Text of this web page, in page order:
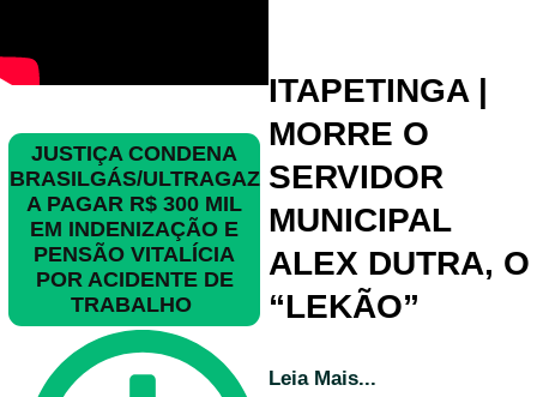
JUSTIÇA CONDENA
BRASILGÁS/ULTRAGAZ
A PAGAR R$ 300 MIL
EM INDENIZAÇÃO E
PENSÃO VITALÍCIA
POR ACIDENTE DE
TRABALHO
ITAPETINGA |
MORRE O
SERVIDOR
MUNICIPAL
ALEX DUTRA, O
“LEKÃO”
Leia Mais...